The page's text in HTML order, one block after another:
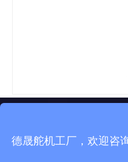
联系方式
德晟舵机工厂，欢迎咨